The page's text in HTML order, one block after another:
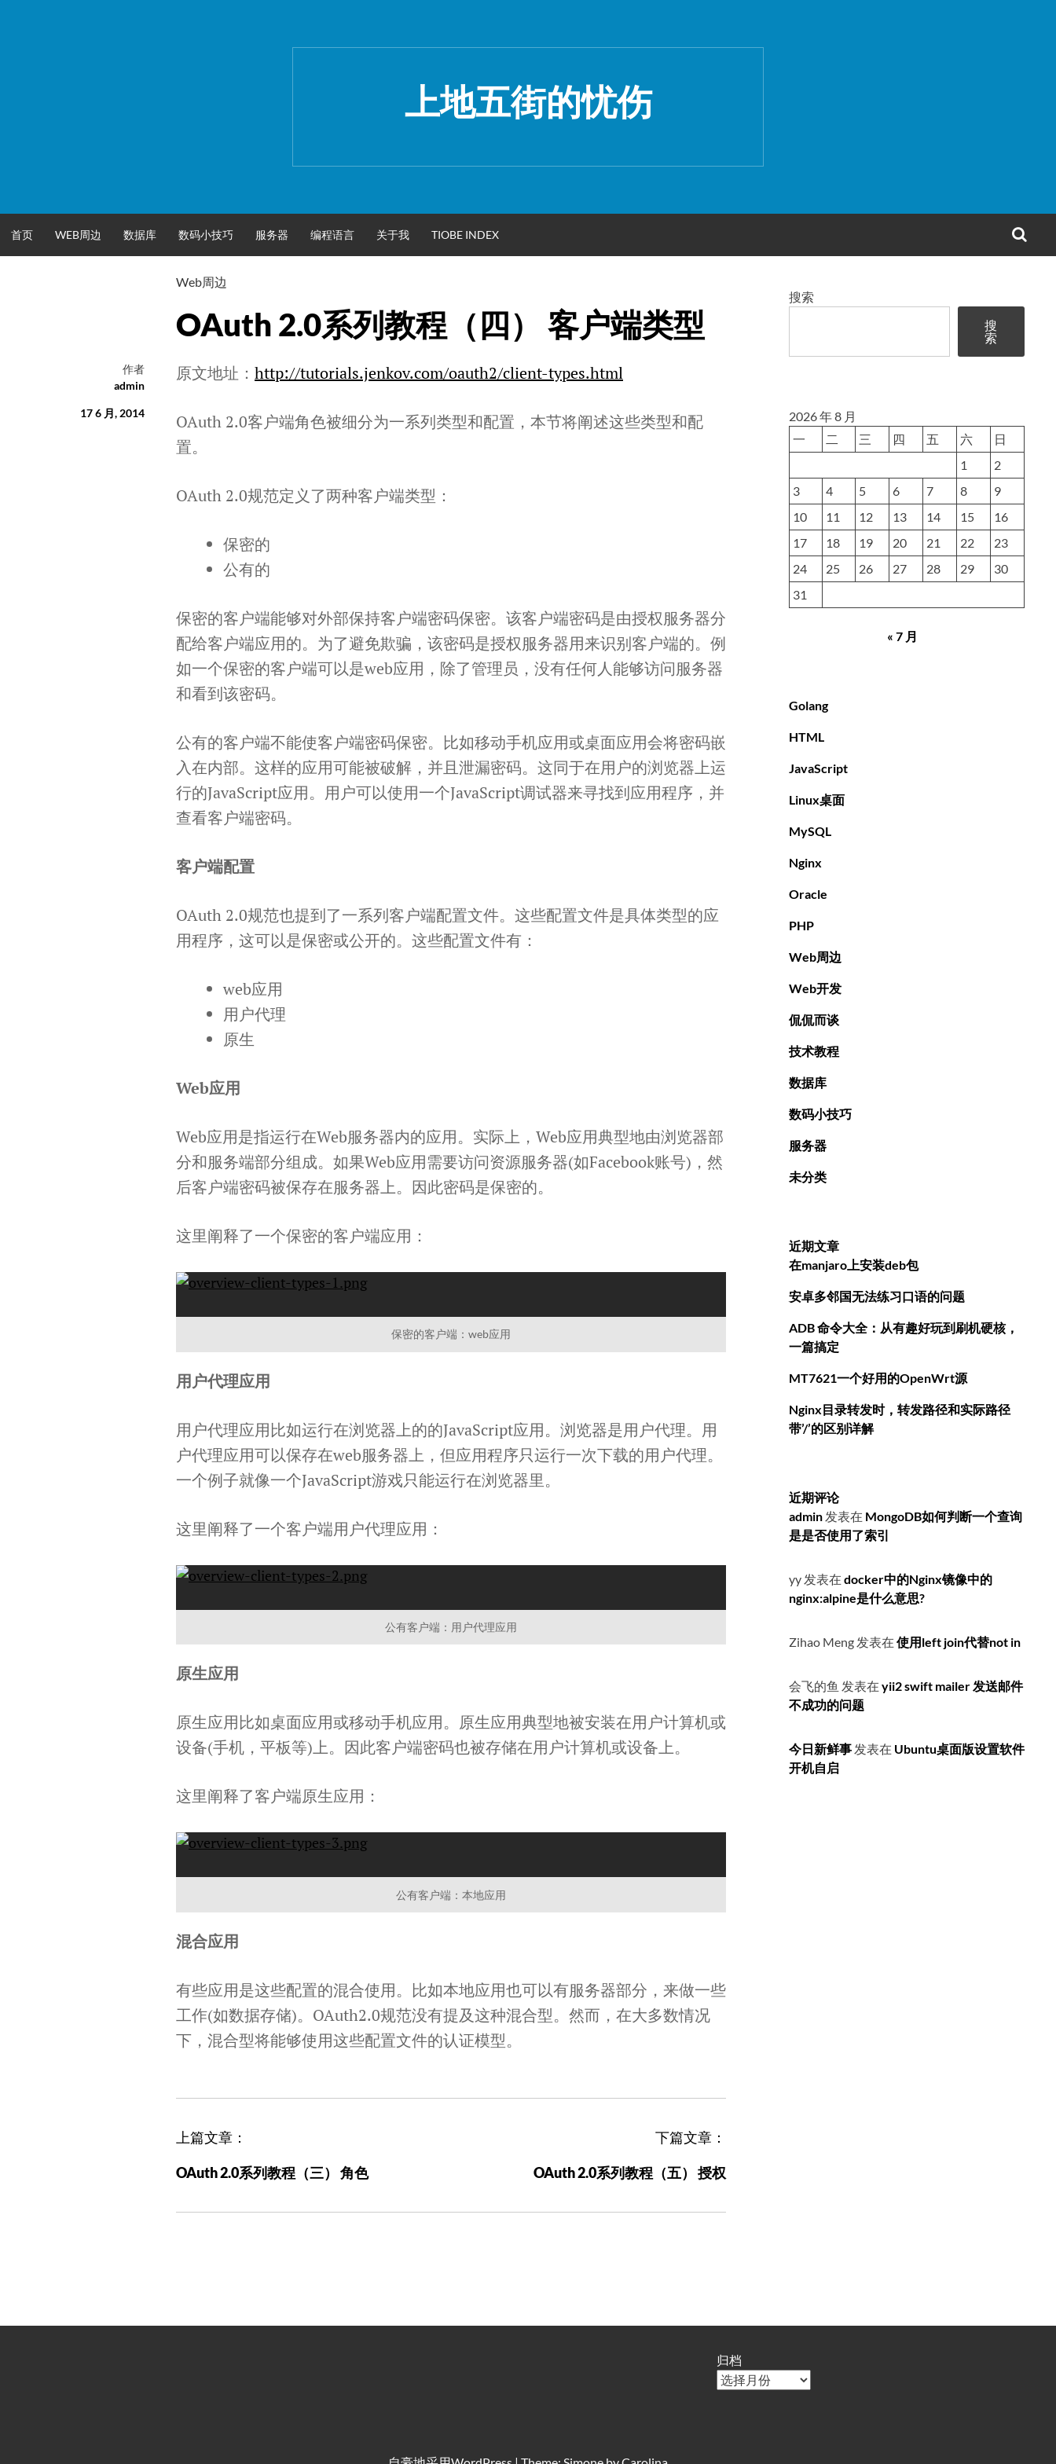
上地五街的忧伤
首页 WEB周边 数据库 数码小技巧 服务器 编程语言 关于我 TIOBE INDEX
Web周边
OAuth 2.0系列教程（四） 客户端类型
作者
admin
17 6 月, 2014
原文地址： http://tutorials.jenkov.com/oauth2/client-types.html
OAuth 2.0客户端角色被细分为一系列类型和配置，本节将阐述这些类型和配
置。
OAuth 2.0规范定义了两种客户端类型：
保密的
公有的
保密的客户端能够对外部保持客户端密码保密。该客户端密码是由授权服务器分
配给客户端应用的。为了避免欺骗，该密码是授权服务器用来识别客户端的。例
如一个保密的客户端可以是web应用，除了管理员，没有任何人能够访问服务器
和看到该密码。
公有的客户端不能使客户端密码保密。比如移动手机应用或桌面应用会将密码嵌
入在内部。这样的应用可能被破解，并且泄漏密码。这同于在用户的浏览器上运
行的JavaScript应用。用户可以使用一个JavaScript调试器来寻找到应用程序，并
查看客户端密码。
客户端配置
OAuth 2.0规范也提到了一系列客户端配置文件。这些配置文件是具体类型的应
用程序，这可以是保密或公开的。这些配置文件有：
web应用
用户代理
原生
Web应用
Web应用是指运行在Web服务器内的应用。实际上，Web应用典型地由浏览器部
分和服务端部分组成。如果Web应用需要访问资源服务器(如Facebook账号)，然
后客户端密码被保存在服务器上。因此密码是保密的。
这里阐释了一个保密的客户端应用：
保密的客户端：web应用
用户代理应用
用户代理应用比如运行在浏览器上的的JavaScript应用。浏览器是用户代理。用
户代理应用可以保存在web服务器上，但应用程序只运行一次下载的用户代理。
一个例子就像一个JavaScript游戏只能运行在浏览器里。
这里阐释了一个客户端用户代理应用：
公有客户端：用户代理应用
原生应用
原生应用比如桌面应用或移动手机应用。原生应用典型地被安装在用户计算机或
设备(手机，平板等)上。因此客户端密码也被存储在用户计算机或设备上。
这里阐释了客户端原生应用：
公有客户端：本地应用
混合应用
有些应用是这些配置的混合使用。比如本地应用也可以有服务器部分，来做一些
工作(如数据存储)。OAuth2.0规范没有提及这种混合型。然而，在大多数情况
下，混合型将能够使用这些配置文件的认证模型。
文
导
上篇文章：
OAuth 2.0系列教程（三） 角色
下篇文章：
OAuth 2.0系列教程（五） 授权
搜索
搜
索
2026 年 8 月
一
二 三 四 五 六
日
1
2
3
4 5 6 7 8
9
10
11 12 13 14 15
16
17
18 19 20 21 22
23
24
25 26 27 28 29
30
31
« 7 月
Golang
HTML
JavaScript
Linux桌面
MySQL
Nginx
Oracle
PHP
Web周边
Web开发
侃侃而谈
技术教程
数据库
数码小技巧
服务器
未分类
近期文章
在manjaro上安装deb包
安卓多邻国无法练习口语的问题
ADB 命令大全：从有趣好玩到刷机硬核，
一篇搞定
MT7621一个好用的OpenWrt源
Nginx目录转发时，转发路径和实际路径
带’/’的区别详解
近期评论
admin 发表在 MongoDB如何判断一个查询
是是否使用了索引
yy 发表在 docker中的Nginx镜像中的
nginx:alpine是什么意思?
Zihao Meng 发表在 使用left join代替not in
会飞的鱼 发表在 yii2 swift mailer 发送邮件
不成功的问题
今日新鲜事 发表在 Ubuntu桌面版设置软件
开机自启
归档